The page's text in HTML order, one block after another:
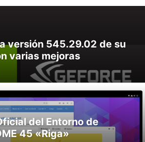
MARIADB MONGODB NOTICIAS
TERMINAL UBUNTU VARIOS
versión 545.29.02 de su
varias mejoras
del Entorno de
45 «Riga»